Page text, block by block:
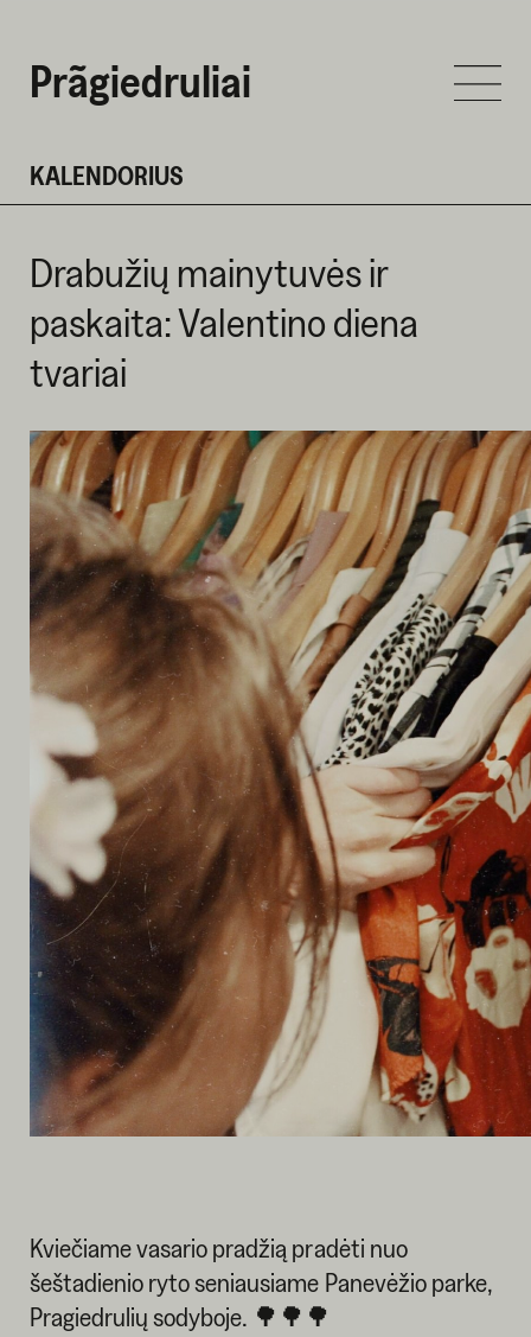
Prãgiedruliai
KALENDORIUS
Drabužių mainytuvės ir
paskaita: Valentino diena
tvariai
VASARIO 3 D. 2024
Kviečiame vasario pradžią pradėti nuo
šeštadienio ryto seniausiame Panevėžio parke,
Pragiedrulių sodyboje. 🌳🌳🌳